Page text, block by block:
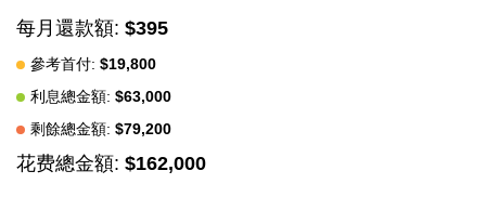
每月還款額: $395
參考首付: $19,800
利息總金額: $63,000
剩餘總金額: $79,200
花费總金額: $162,000